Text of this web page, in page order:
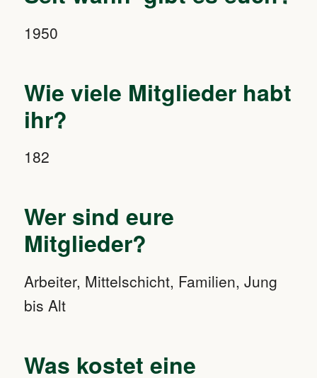
1950
Wie viele Mitglieder habt
ihr?
182
Wer sind eure
Mitglieder?
Arbeiter, Mittelschicht, Familien, Jung
bis Alt
Was kostet eine